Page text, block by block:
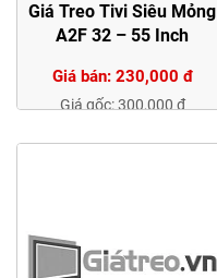
Giá Treo Tivi Siêu Mỏng
A2F 32 – 55 Inch
Giá bán: 230,000 đ
Giá gốc: 300,000 đ